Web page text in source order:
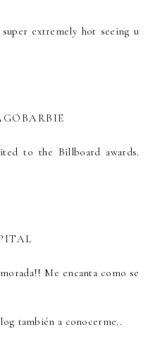
extremely hot seeing u
to the Billboard awards.
Me encanta como se
también a conocerme..